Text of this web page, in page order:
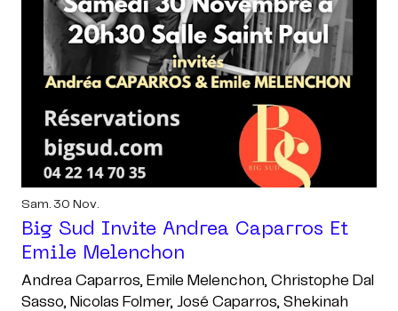
Sam. 30 Nov.
Big Sud Invite Andrea Caparros Et
Emile Melenchon
Andrea Caparros, Emile Melenchon, Christophe Dal
Sasso, Nicolas Folmer, José Caparros, Shekinah